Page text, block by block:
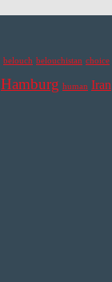
belouch belouchistan choice
Hamburg human Iran